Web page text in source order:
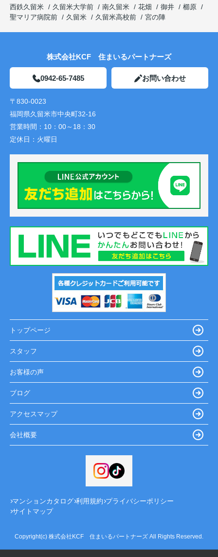
西鉄久留米
久留米大学前 南久留米 花畑 御井
櫛原
聖マリア病院前
久留米 久留米高校前 宮の陣
株式会社KCF 住まいるパートナーズ
0942-65-7485 お問い合わせ
〒830-0023
福岡県久留米市中央町32-16
営業時間： 10：00～18：30
定休日： 火曜日
トップページ
スタッフ
お客様の声
ブログ
アクセスマップ
会社概要
マンションカタログ 利用規約 プライバシーポリシー
サイトマップ
Copyright(c) 株式会社KCF 住まいるパートナーズ All Rights Reserved.